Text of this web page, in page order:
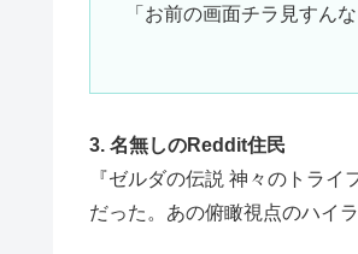
「お前の画面チラ見すん
3. 名無しのReddit住民
『ゼルダの伝説 神々のトラ
だった。あの俯瞰視点のハイ